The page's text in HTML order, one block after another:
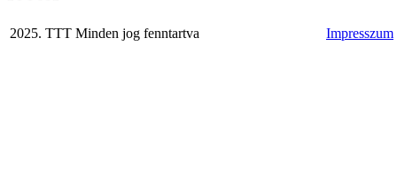
2025. TTT Minden jog fenntartva Impresszum